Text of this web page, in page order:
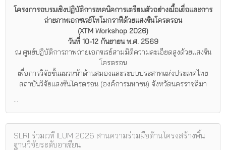
โครงการอบรมเชิงปฏิบัติการเทคนิคการเตรียมตัวอย่างเนื้อเยื่อและการ
ถ่ายภาพเอกซเรย์โทโมกราฟีด้วยแสงซินโครตรอน
(XTM Workshop 2026)
วันที่ 10-12 กันยายน พ.ศ. 2569
ณ ศูนย์ปฏิบัติการภาพถ่ายเอกซเรย์สามมิติความละเอียดสูงด้วยแสงซิน
โครตรอน
เพื่อการวิจัยขั้นแนวหน้าด้านสมองและระบบประสาทแห่งประเทศไทย
สถาบันวิจัยแสงซินโครตรอน (องค์การมหาชน) จังหวัดนครราชสีมา
...
SLRI ร่วมเวที ILUM 2026 สานความร่วมมือด้านโครงสร้างพื้น
ฐานวิจัยระดับอาเซียน